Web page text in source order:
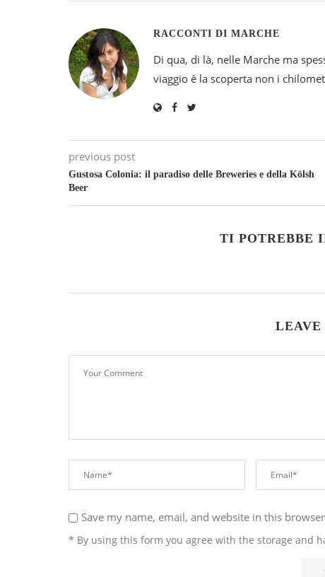
RACCONTI DI MARCHE
Di qua, di là, nelle Marche ma
viaggio è la scoperta non i
previous post
Gustosa Colonia: il paradiso delle Breweries e della Kölsh
Beer
TI POTREBBE
LEAVE
Save my name, email, and website in this
* By using this form you agree with the storage and